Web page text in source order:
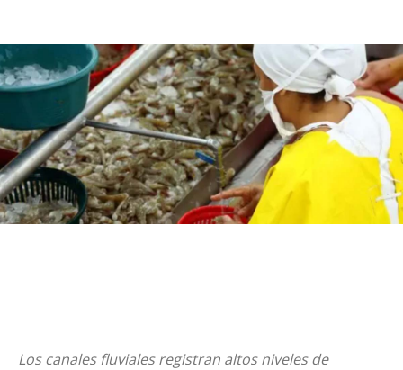
Los canales fluviales registran altos niveles de